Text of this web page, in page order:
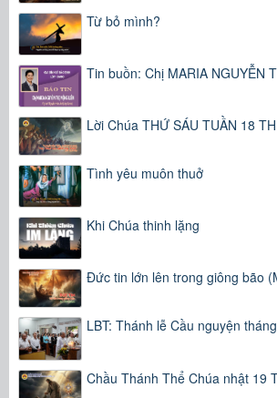
Từ bỏ mình?
Tin buồn: Chị MARIA NGUYỄN
Lời Chúa THỨ SÁU TUẦN 18
Tình yêu muôn thuở
Khi Chúa thinh lặng
Đức tin lớn lên trong giông bão
LBT: Thánh lễ Cầu nguyện
Chầu Thánh Thể Chúa nhật 19